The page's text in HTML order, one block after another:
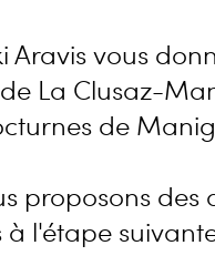
Aravis vous
La Clusaz-
de
proposons
à l'étape